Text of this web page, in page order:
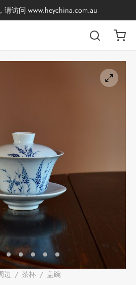
请访问 www.heychina.com.au
边 / 茶杯 / 盖碗